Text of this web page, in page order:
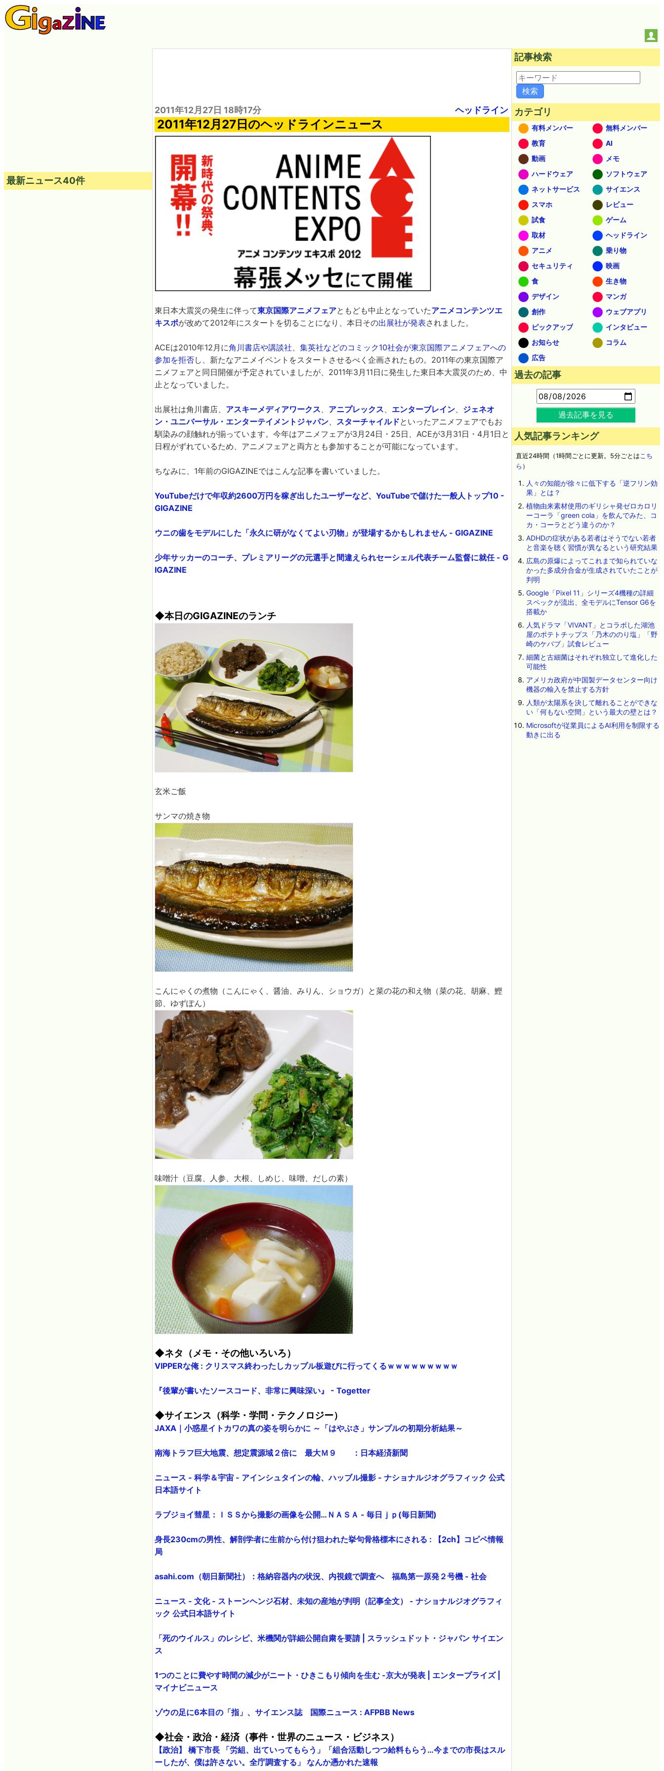
2011年12月27日 18時17分 ヘッドライン
2011年12月27日のヘッドラインニュース
東日本大震災の発生に伴って東京国際アニメフェアともども中止となっていたアニメコンテンツエ
キスポが改めて2012年にスタートを切ることになり、本日その出展社が発表されました。
ACEは2010年12月に角川書店や講談社、集英社などのコミック10社会が東京国際アニメフェアへの
参加を拒否し、新たなアニメイベントをスタートさせるべく企画されたもの。2011年の東京国際ア
ニメフェアと同日開催が予定されていましたが、2011年3月11日に発生した東日本大震災のため、中
止となっていました。
出展社は角川書店、 アスキーメディアワークス アニプレックス エンターブレイン
ジェネオ
ン・ユニバーサル・エンターテイメントジャパン
スターチャイルドといったアニメフェアでもお
馴染みの顔触れが揃っています。今年はアニメフェアが3月24日・25日、ACEが3月31日・4月1日と
日程がずれているため、アニメフェアと両方とも参加することが可能になっています。
ちなみに、1年前のGIGAZINEではこんな記事を書いていました。
YouTubeだけで年収約2600万円を稼ぎ出したユーザーなど、YouTubeで儲けた一般人トップ10 -
GIGAZINE
ウニの歯をモデルにした「永久に研がなくてよい刃物」が登場するかもしれません - GIGAZINE
少年サッカーのコーチ、プレミアリーグの元選手と間違えられセーシェル代表チーム監督に就任 - G
IGAZINE
◆本日のGIGAZINEのランチ
玄米ご飯
サンマの焼き物
こんにゃくの煮物（こんにゃく、醤油、みりん、ショウガ）と菜の花の和え物（菜の花、胡麻、鰹
節、ゆずぽん）
味噌汁（豆腐、人参、大根、しめじ、味噌、だしの素）
◆ネタ（メモ・その他いろいろ）
VIPPERな俺 : クリスマス終わったしカップル板遊びに行ってくるｗｗｗｗｗｗｗｗｗ
『後輩が書いたソースコード、非常に興味深い』 - Togetter
◆サイエンス（科学・学問・テクノロジー）
JAXA｜小惑星イトカワの真の姿を明らかに ～「はやぶさ」サンプルの初期分析結果～
南海トラフ巨大地震、想定震源域２倍に 最大Ｍ９ ：日本経済新聞
ニュース - 科学＆宇宙 - アインシュタインの輪、ハッブル撮影 - ナショナルジオグラフィック 公式
日本語サイト
ラブジョイ彗星：ＩＳＳから撮影の画像を公開…ＮＡＳＡ - 毎日ｊｐ(毎日新聞)
身長230cmの男性、解剖学者に生前から付け狙われた挙句骨格標本にされる : 【2ch】コピペ情報
局
asahi.com（朝日新聞社）：格納容器内の状況、内視鏡で調査へ 福島第一原発２号機 - 社会
ニュース - 文化 - ストーンヘンジ石材、未知の産地が判明（記事全文） - ナショナルジオグラフィ
ック 公式日本語サイト
「死のウイルス」のレシピ、米機関が詳細公開自粛を要請 | スラッシュドット・ジャパン サイエン
ス
1つのことに費やす時間の減少がニート・ひきこもり傾向を生む -京大が発表 | エンタープライズ |
マイナビニュース
ゾウの足に6本目の「指」、サイエンス誌 国際ニュース : AFPBB News
◆社会・政治・経済（事件・世界のニュース・ビジネス）
【政治】 橋下市長 「労組、出ていってもらう」「組合活動しつつ給料もらう…今までの市長はスル
ーしたが、僕は許さない。全庁調査する」 なんか憑かれた速報
最新ニュース40件
記事検索
カテゴリ
有料メンバー
無料メンバー
教育
AI
動画
メモ
ハードウェア
ソフトウェア
ネットサービス
サイエンス
スマホ
レビュー
試食
ゲーム
取材
ヘッドライン
アニメ
乗り物
セキュリティ
映画
食
生き物
デザイン
マンガ
創作
ウェブアプリ
ピックアップ
インタビュー
お知らせ
コラム
広告
過去の記事
過去記事を見る
人気記事ランキング
直近24時間（1時間ごとに更新。5分ごとはこち
ら ）
人々の知能が徐々に低下する「逆フリン効
果」とは？
植物由来素材使用のギリシャ発ゼロカロリ
ーコーラ「green cola」を飲んでみた、コ
カ・コーラとどう違うのか？
ADHDの症状がある若者はそうでない若者
と音楽を聴く習慣が異なるという研究結果
広島の原爆によってこれまで知られていな
かった多成分合金が生成されていたことが
判明
Google「Pixel 11」シリーズ4機種の詳細
スペックが流出、全モデルにTensor G6を
搭載か
人気ドラマ「VIVANT」とコラボした湖池
屋のポテトチップス「乃木ののり塩」「野
崎のケバブ」試食レビュー
細菌と古細菌はそれぞれ独立して進化した
可能性
アメリカ政府が中国製データセンター向け
機器の輸入を禁止する方針
人類が太陽系を決して離れることができな
い「何もない空間」という最大の壁とは？
Microsoftが従業員によるAI利用を制限する
動きに出る